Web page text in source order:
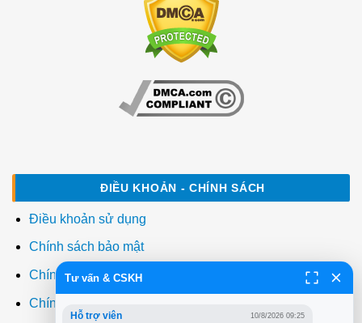
ĐIỀU KHOẢN - CHÍNH SÁCH
Điều khoản sử dụng
Chính sách bảo mật
Chính sách thanh toán
Chính sách giao hàng
Tư vấn & CSKH
Hỗ trợ viên 10/8/2026 09:25